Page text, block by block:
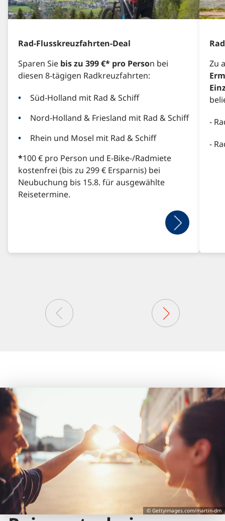
Rad-Flusskreuzfahrten-Deal
Sparen Sie bis zu 399 €* pro Person bei
diesen 8-tägigen Radkreuzfahrten:
Süd-Holland mit Rad & Schiff
Nord-Holland & Friesland mit Rad & Schiff
Rhein und Mosel mit Rad & Schiff
*100 € pro Person und E-Bike-/Radmiete
kostenfrei (bis zu 299 € Ersparnis) bei
Neubuchung bis 15.8. für ausgewählte
Reisetermine.
Zu
-
-
© Gettyimages.com/martin-dm